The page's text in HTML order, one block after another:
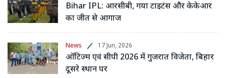
Bihar IPL: आरसीबी, गया टाइटंस और केकेआर
का जीत से आगाज
News 17 Jun, 2026
ऑटिज्म एवं सीपी 2026 में गुजरात विजेता, बिहार
दूसरे स्थान पर